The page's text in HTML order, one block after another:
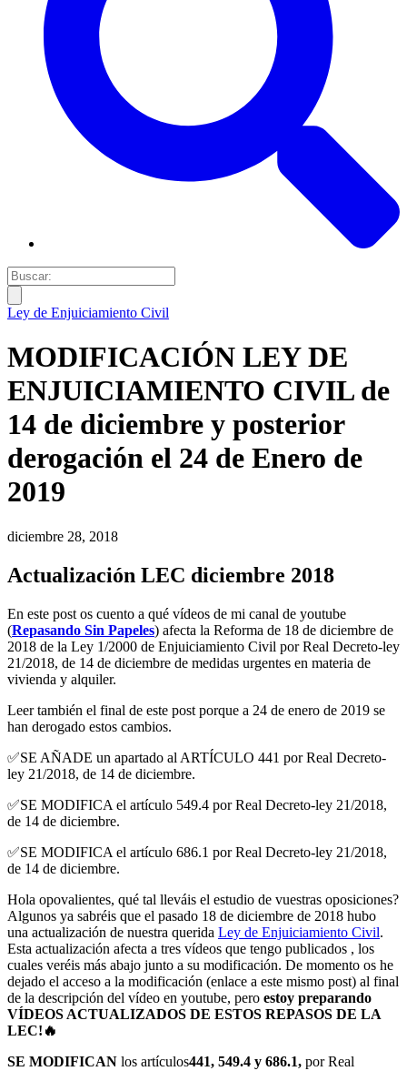
Ley de Enjuiciamiento Civil
MODIFICACIÓN LEY DE
ENJUICIAMIENTO CIVIL de
14 de diciembre y posterior
derogación el 24 de Enero de
2019
diciembre 28, 2018
Actualización LEC diciembre 2018
En este post os cuento a qué vídeos de mi canal de youtube
(Repasando Sin Papeles) afecta la Reforma de 18 de diciembre de
2018 de la Ley 1/2000 de Enjuiciamiento Civil por Real Decreto-ley
21/2018, de 14 de diciembre de medidas urgentes en materia de
vivienda y alquiler.
Leer también el final de este post porque a 24 de enero de 2019 se
han derogado estos cambios.
✅SE AÑADE un apartado al ARTÍCULO 441 por Real Decreto-
ley 21/2018, de 14 de diciembre.
✅SE MODIFICA el artículo 549.4 por Real Decreto-ley 21/2018,
de 14 de diciembre.
✅SE MODIFICA el artículo 686.1 por Real Decreto-ley 21/2018,
de 14 de diciembre.
Hola opovalientes, qué tal lleváis el estudio de vuestras oposiciones?
Algunos ya sabréis que el pasado 18 de diciembre de 2018 hubo
una actualización de nuestra querida Ley de Enjuiciamiento Civil.
Esta actualización afecta a tres vídeos que tengo publicados , los
cuales veréis más abajo junto a su modificación. De momento os he
dejado el acceso a la modificación (enlace a este mismo post) al final
de la descripción del vídeo en youtube, pero estoy preparando
VÍDEOS ACTUALIZADOS DE ESTOS REPASOS DE LA
LEC! 🔥
SE MODIFICAN los artículos441, 549.4 y 686.1, por Real